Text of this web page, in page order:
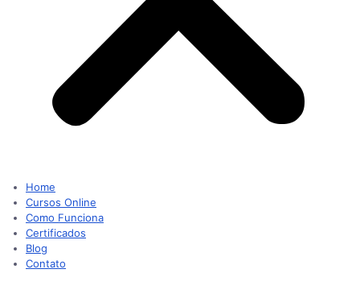
Home
Cursos Online
Como Funciona
Certificados
Blog
Contato